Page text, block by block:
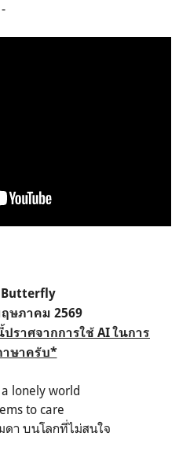
-
ษภาคม 2569
าศจากการใช้ AI ในการ
าษาครับ*
lonely world
to care
ดา บนโลกที่ไม่สนใจ